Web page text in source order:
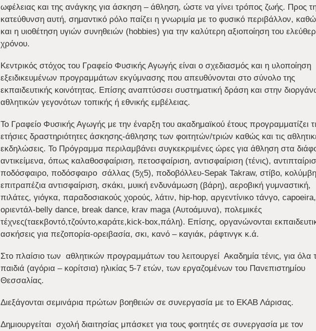
ωφέλειας και της ανάγκης για άσκηση – άθληση, ώστε να γίνει τρόπος ζωής. Προς
κατεύθυνση αυτή, σημαντικό ρόλο παίζει η γνωριμία με το φυσικό περιβάλλον,
και η υιοθέτηση υγιών συνηθειών (hobbies) για την καλύτερη αξιοποίηση του
χρόνου.
Κεντρικός στόχος του Γραφείο Φυσικής Αγωγής είναι ο σχεδιασμός και η υλοποίηση
εξειδικευμένων προγραμμάτων εκγύμνασης που απευθύνονται στο σύνολο της
εκπαιδευτικής κοινότητας. Επίσης αναπτύσσει συστηματική δράση και στην
αθλητικών γεγονότων τοπικής ή εθνικής εμβέλειας.
Το Γραφείο Φυσικής Αγωγής με την έναρξη του ακαδημαϊκού έτους προγραμματίζει
ετήσιες δραστηριότητες άσκησης-άθλησης των φοιτητών/τριών καθώς και τις
εκδηλώσεις. Το Πρόγραμμα περιλαμβάνει συγκεκριμένες ώρες για άθληση στα
αντικείμενα, όπως καλαθοσφαίριση, πετοσφαίριση, αντισφαίριση (τένις),
ποδόσφαιρο, ποδόσφαιρο σάλλας (5χ5), ποδοβόλλευ-Sepak Takraw, στίβο,
επιτραπέζια αντισφαίριση, σκάκι, μυική ενδυνάμωση (βάρη), αεροβική γυμναστική,
πιλάτες, γιόγκα, παραδοσιακούς χορούς, λάτιν, hip-hop, αργεντίνικο τάνγο, capoeira,
οριεντάλ-belly dance, break dance, krav maga (Αυτοάμυνα), πολεμικές
τέχνες(ταεκβοντό,τζούντο,καράτε,kick-box,πάλη). Επίσης, οργανώνονται
ασκήσεις για πεζοπορία-ορειβασία, σκι, κανό – καγιάκ, ράφτινγκ κ.ά.
Στο πλαίσιο των αθλητικών προγραμμάτων του λειτουργεί Ακαδημία τένις, για όλα
παιδιά (αγόρια – κορίτσια) ηλικίας 5-7 ετών, των εργαζομένων του Πανεπιστημίου
Θεσσαλίας.
Διεξάγονται σεμινάρια πρώτων βοηθειών σε συνεργασία με το ΕΚΑΒ Λάρισας.
Δημιουργείται σχολή διαιτησίας μπάσκετ για τους φοιτητές σε συνεργασία με τον